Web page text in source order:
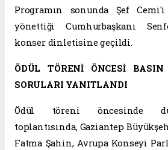
Programın sonunda Şef Cemi'i
yönettiği Cumhurbaşkanı
konser dinletisine geçildi.
ÖDÜL TÖRENİ ÖNCESİ
SORULARI YANITLANDI
Ödül töreni öncesinde
toplantısında, Gaziantep
Fatma Şahin, Avrupa Konseyi